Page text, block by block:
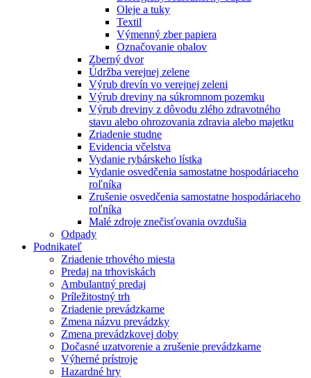
Oleje a tuky
Textil
Výmenný zber papiera
Označovanie obalov
Zberný dvor
Údržba verejnej zelene
Výrub drevín vo verejnej zeleni
Výrub dreviny na súkromnom pozemku
Výrub dreviny z dôvodu zlého zdravotného
stavu alebo ohrozovania zdravia alebo majetku
Zriadenie studne
Evidencia včelstva
Vydanie rybárskeho lístka
Vydanie osvedčenia samostatne hospodáriaceho
roľníka
Zrušenie osvedčenia samostatne hospodáriaceho
roľníka
Malé zdroje znečisťovania ovzdušia
Odpady
Podnikateľ
Zriadenie trhového miesta
Predaj na trhoviskách
Ambulantný predaj
Príležitostný trh
Zriadenie prevádzkarne
Zmena názvu prevádzky
Zmena prevádzkovej doby
Dočasné uzatvorenie a zrušenie prevádzkarne
Výherné prístroje
Hazardné hry